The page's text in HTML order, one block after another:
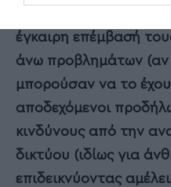
έγκαιρη επέμβασή
άνω προβλημάτων (αν
μπορούσαν να το
αποδεχόμενοι
κινδύνους από την
δικτύου (ιδίως για
επιδεικνύοντας